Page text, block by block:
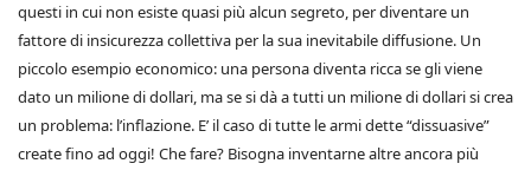
questi in cui non esiste quasi più alcun segreto, per diventare un
fattore di insicurezza collettiva per la sua inevitabile diffusione. Un
piccolo esempio economico: una persona diventa ricca se gli viene
dato un milione di dollari, ma se si dà a tutti un milione di dollari si crea
un problema: l’inflazione. E’ il caso di tutte le armi dette “dissuasive”
create fino ad oggi! Che fare? Bisogna inventarne altre ancora più